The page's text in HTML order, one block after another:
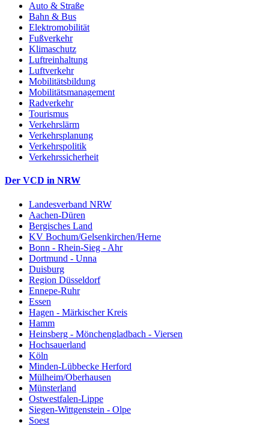
Auto & Straße
Bahn & Bus
Elektromobilität
Fußverkehr
Klimaschutz
Luftreinhaltung
Luftverkehr
Mobilitätsbildung
Mobilitätsmanagement
Radverkehr
Tourismus
Verkehrslärm
Verkehrsplanung
Verkehrspolitik
Verkehrssicherheit
Der VCD in NRW
Landesverband NRW
Aachen-Düren
Bergisches Land
KV Bochum/Gelsenkirchen/Herne
Bonn - Rhein-Sieg - Ahr
Dortmund - Unna
Duisburg
Region Düsseldorf
Ennepe-Ruhr
Essen
Hagen - Märkischer Kreis
Hamm
Heinsberg - Mönchengladbach - Viersen
Hochsauerland
Köln
Minden-Lübbecke Herford
Mülheim/Oberhausen
Münsterland
Ostwestfalen-Lippe
Siegen-Wittgenstein - Olpe
Soest